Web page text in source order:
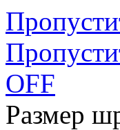
OFF
Размер